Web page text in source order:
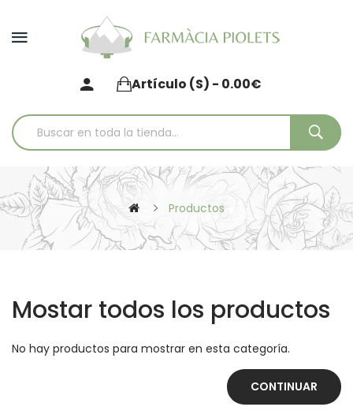
Artículo (s) - 0.00€
Productos
Mostar todos los productos
No hay productos para mostrar en esta categoría.
CONTINUAR